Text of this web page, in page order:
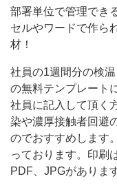
社
員
1
週
間
分
の
まで使える
いテンプ
部署単位で管理でき
セルやワードで作ら
材！
社員の1週間分の検
の無料テンプレート
社員に記入して頂く
染や濃厚接触者回避
のでおすすめします
っております。印刷
PDF、JPGがありま